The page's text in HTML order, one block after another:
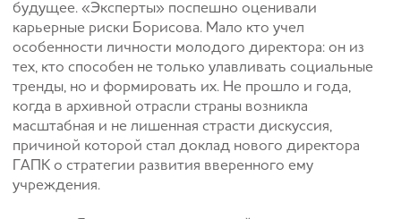
будущее. «Эксперты» поспешно оценивали
карьерные риски Борисова. Мало кто учел
особенности личности молодого директора: он из
тех, кто способен не только улавливать социальные
тренды, но и формировать их. Не прошло и года,
когда в архивной отрасли страны возникла
масштабная и не лишенная страсти дискуссия,
причиной которой стал доклад нового директора
ГАПК о стратегии развития вверенного ему
учреждения.